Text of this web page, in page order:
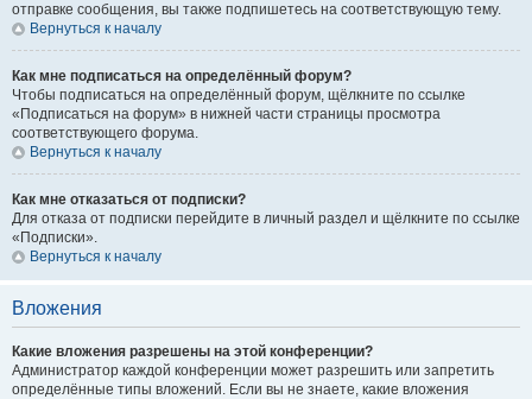
отправке сообщения, вы также подпишетесь на соответствующую тему.
Вернуться к началу
Как мне подписаться на определённый форум?
Чтобы подписаться на определённый форум, щёлкните по ссылке
«Подписаться на форум» в нижней части страницы просмотра
соответствующего форума.
Вернуться к началу
Как мне отказаться от подписки?
Для отказа от подписки перейдите в личный раздел и щёлкните по ссылке
«Подписки».
Вернуться к началу
Вложения
Какие вложения разрешены на этой конференции?
Администратор каждой конференции может разрешить или запретить
определённые типы вложений. Если вы не знаете, какие вложения